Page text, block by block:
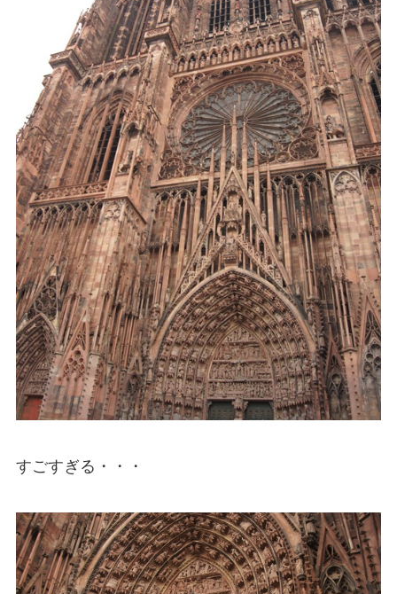
すごすぎる・・・